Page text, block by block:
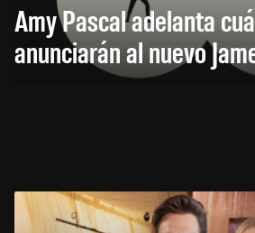
Amy Pascal adelanta
anunciarán al nuevo